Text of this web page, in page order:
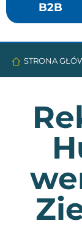
B2B
STRONA